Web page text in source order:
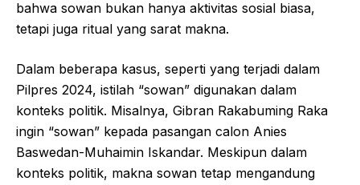
bahwa sowan bukan hanya aktivitas sosial biasa,
tetapi juga ritual yang sarat makna.
Dalam beberapa kasus, seperti yang terjadi dalam
Pilpres 2024, istilah “sowan” digunakan dalam
konteks politik. Misalnya, Gibran Rakabuming Raka
ingin “sowan” kepada pasangan calon Anies
Baswedan-Muhaimin Iskandar. Meskipun dalam
konteks politik, makna sowan tetap mengandung